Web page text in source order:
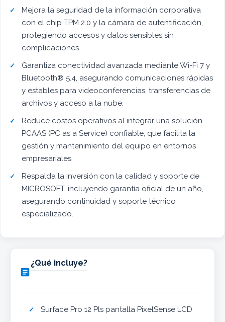
Mejora la seguridad de la información corporativa
con el chip TPM 2.0 y la cámara de autentificación,
protegiendo accesos y datos sensibles sin
complicaciones.
Garantiza conectividad avanzada mediante Wi-Fi 7 y
Bluetooth® 5.4, asegurando comunicaciones rápidas
y estables para videoconferencias, transferencias de
archivos y acceso a la nube.
Reduce costos operativos al integrar una solución
PCAAS (PC as a Service) confiable, que facilita la
gestión y mantenimiento del equipo en entornos
empresariales.
Respalda la inversión con la calidad y soporte de
MICROSOFT, incluyendo garantía oficial de un año,
asegurando continuidad y soporte técnico
especializado.

¿Qué incluye?
Surface Pro 12 Pls pantalla PixelSense LCD